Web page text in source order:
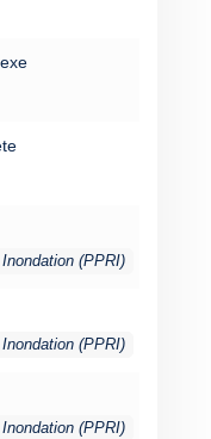
(PPRI)
(PPRI)
(PPRI)